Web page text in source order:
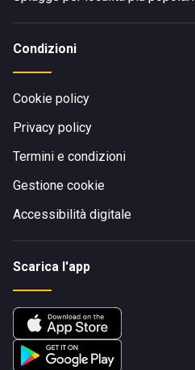
Condizioni
Cookie policy
Privacy policy
Termini e condizioni
Gestione cookie
Accessibilità digitale
Scarica l'app